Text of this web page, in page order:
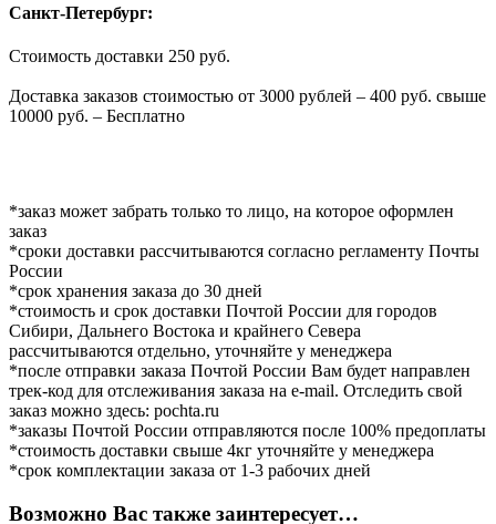
Санкт-Петербург:
Стоимость доставки 250 руб.
Доставка заказов стоимостью от 3000 рублей – 400 руб. свыше
10000 руб. – Бесплатно
*заказ может забрать только то лицо, на которое оформлен
заказ
*сроки доставки рассчитываются согласно регламенту Почты
России
*срок хранения заказа до 30 дней
*стоимость и срок доставки Почтой России для городов
Сибири, Дальнего Востока и крайнего Севера
рассчитываются отдельно, уточняйте у менеджера
*после отправки заказа Почтой России Вам будет направлен
трек-код для отслеживания заказа на e-mail. Отследить свой
заказ можно здесь: pochta.ru
*заказы Почтой России отправляются после 100% предоплаты
*стоимость доставки свыше 4кг уточняйте у менеджера
*срок комплектации заказа от 1-3 рабочих дней
Возможно Вас также заинтересует…